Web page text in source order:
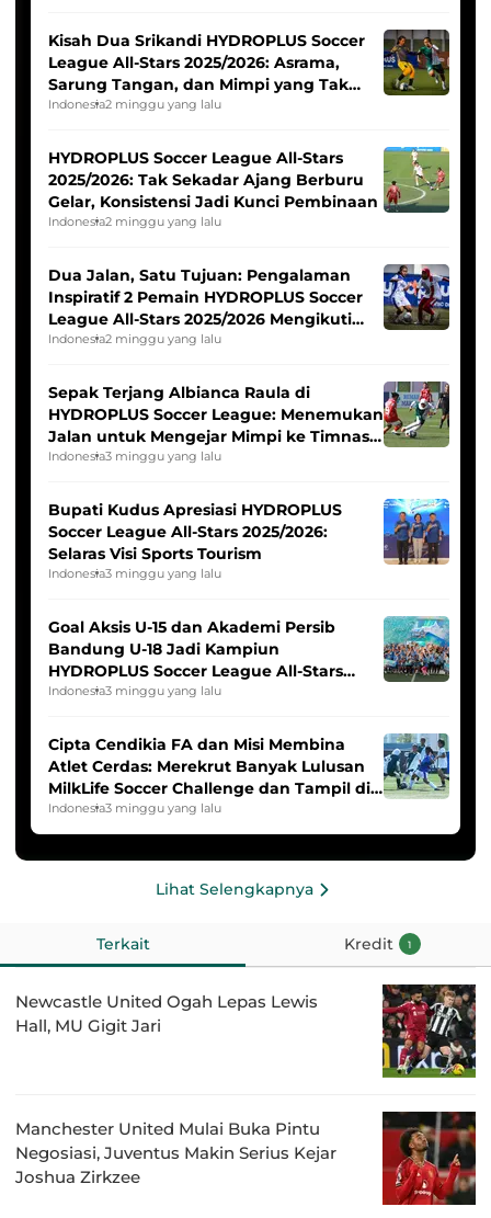
Kisah Dua Srikandi HYDROPLUS Soccer
League All-Stars 2025/2026: Asrama,
Sarung Tangan, dan Mimpi yang Tak
Pernah Padam
Indonesia2 minggu yang lalu
HYDROPLUS Soccer League All-Stars
2025/2026: Tak Sekadar Ajang Berburu
Gelar, Konsistensi Jadi Kunci Pembinaan
Indonesia2 minggu yang lalu
Dua Jalan, Satu Tujuan: Pengalaman
Inspiratif 2 Pemain HYDROPLUS Soccer
League All-Stars 2025/2026 Mengikuti
Seleksi Timnas Indonesia Putri
Indonesia2 minggu yang lalu
Sepak Terjang Albianca Raula di
HYDROPLUS Soccer League: Menemukan
Jalan untuk Mengejar Mimpi ke Timnas
Indonesia Putri
Indonesia3 minggu yang lalu
Bupati Kudus Apresiasi HYDROPLUS
Soccer League All-Stars 2025/2026:
Selaras Visi Sports Tourism
Indonesia3 minggu yang lalu
Goal Aksis U-15 dan Akademi Persib
Bandung U-18 Jadi Kampiun
HYDROPLUS Soccer League All-Stars
2025/2026
Indonesia3 minggu yang lalu
Cipta Cendikia FA dan Misi Membina
Atlet Cerdas: Merekrut Banyak Lulusan
MilkLife Soccer Challenge dan Tampil di
HYDROPLUS Soccer League
Indonesia3 minggu yang lalu
Lihat Selengkapnya
Terkait Kredit 1
Newcastle United Ogah Lepas Lewis
Hall, MU Gigit Jari
Manchester United Mulai Buka Pintu
Negosiasi, Juventus Makin Serius Kejar
Joshua Zirkzee